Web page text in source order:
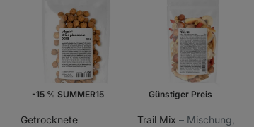
-15 % SUMMER15
Getrocknete
Günstiger Preis
Wochenaktion
Trail Mix ⁠–⁠ Mischung,